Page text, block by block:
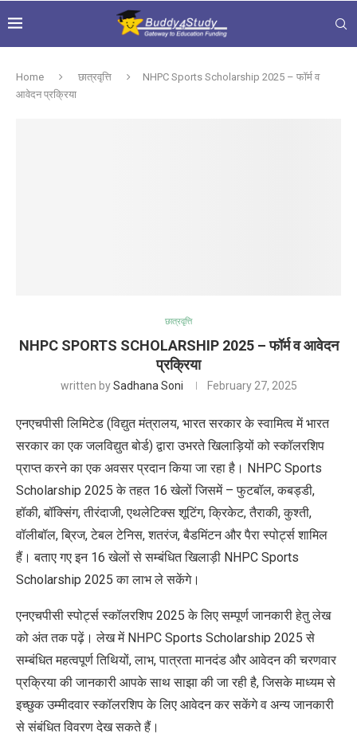
Home छात्रवृत्ति
NHPC Sports Scholarship 2025 – फॉर्म व
आवेदन प्रक्रिया
छात्रवृत्ति
NHPC SPORTS SCHOLARSHIP 2025 – फॉर्म व आवेदन
प्रक्रिया
written bySadhana Soni February 27, 2025
एनएचपीसी लिमिटेड (विद्युत मंत्रालय, भारत सरकार के स्वामित्व में भारत
सरकार का एक जलविद्युत बोर्ड) द्वारा उभरते खिलाड़ियों को स्कॉलरशिप
प्राप्त करने का एक अवसर प्रदान किया जा रहा है। NHPC Sports
Scholarship 2025 के तहत 16 खेलों जिसमें – फुटबॉल, कबड्डी,
हॉकी, बॉक्सिंग, तीरंदाजी, एथलेटिक्स शूटिंग, क्रिकेट, तैराकी, कुश्ती,
वॉलीबॉल, ब्रिज, टेबल टेनिस, शतरंज, बैडमिंटन और पैरा स्पोर्ट्स शामिल
हैं। बताए गए इन 16 खेलों से सम्बंधित खिलाड़ी NHPC Sports
Scholarship 2025 का लाभ ले सकेंगे।
एनएचपीसी स्पोर्ट्स स्कॉलरशिप 2025 के लिए सम्पूर्ण जानकारी हेतु लेख
को अंत तक पढ़ें। लेख में NHPC Sports Scholarship 2025 से
सम्बंधित महत्वपूर्ण तिथियों, लाभ, पात्रता मानदंड और आवेदन की चरणवार
प्रक्रिया की जानकारी आपके साथ साझा की जा रही है, जिसके माध्यम से
इच्छुक उम्मीदवार स्कॉलरशिप के लिए आवेदन कर सकेंगे व अन्य जानकारी
से संबंधित विवरण देख सकते हैं।